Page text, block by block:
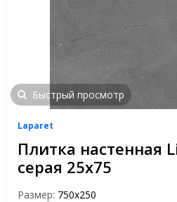
Быстрый просмотр
Laparet
Плитка настенная
серая 25х75
Размер: 750х250